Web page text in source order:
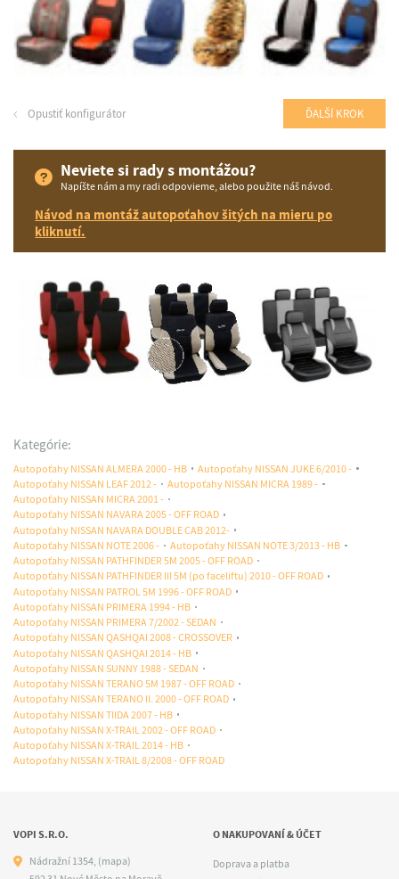
Opustiť konfigurátor ĎALŠÍ KROK
Neviete si rady s montážou?
Napíšte nám a my radi odpovieme, alebo použite náš návod.
Návod na montáž autopoťahov šitých na mieru po
kliknutí.
Kategórie:
Autopoťahy NISSAN ALMERA 2000 - HB
Autopoťahy NISSAN JUKE 6/2010 -
Autopoťahy NISSAN LEAF 2012 -
Autopoťahy NISSAN MICRA 1989 -
Autopoťahy NISSAN MICRA 2001 -
Autopoťahy NISSAN NAVARA 2005 - OFF ROAD
Autopoťahy NISSAN NAVARA DOUBLE CAB 2012-
Autopoťahy NISSAN NOTE 2006 -
Autopoťahy NISSAN NOTE 3/2013 - HB
Autopoťahy NISSAN PATHFINDER 5M 2005 - OFF ROAD
Autopoťahy NISSAN PATHFINDER III 5M (po faceliftu) 2010 - OFF ROAD
Autopoťahy NISSAN PATROL 5M 1996 - OFF ROAD
Autopoťahy NISSAN PRIMERA 1994 - HB
Autopoťahy NISSAN PRIMERA 7/2002 - SEDAN
Autopoťahy NISSAN QASHQAI 2008 - CROSSOVER
Autopoťahy NISSAN QASHQAI 2014 - HB
Autopoťahy NISSAN SUNNY 1988 - SEDAN
Autopoťahy NISSAN TERANO 5M 1987 - OFF ROAD
Autopoťahy NISSAN TERANO II. 2000 - OFF ROAD
Autopoťahy NISSAN TIIDA 2007 - HB
Autopoťahy NISSAN X-TRAIL 2002 - OFF ROAD
Autopoťahy NISSAN X-TRAIL 2014 - HB
Autopoťahy NISSAN X-TRAIL 8/2008 - OFF ROAD
VOPI S.R.O.
Nádražní 1354, (mapa)
O NAKUPOVANÍ & ÚČET
Doprava a platba